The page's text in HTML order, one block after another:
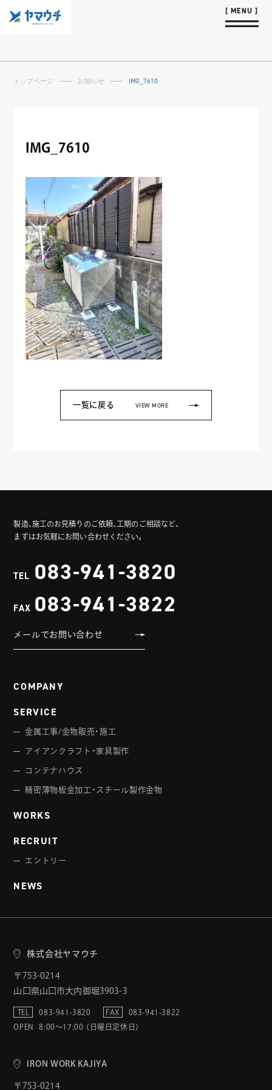
トップページ お知らせ IMG_7610
IMG_7610
一覧に戻る VIEW MORE
製造、施工のお見積りのご依頼、工期のご相談など、
まずはお気軽にお問い合わせください。
TEL 083-941-3820
FAX 083-941-3822
メールでお問い合わせ
COMPANY
SERVICE
金属工事/金物販売・施工
アイアンクラフト・家具製作
コンテナハウス
精密薄物板金加工・スチール製作金物
WORKS
RECRUIT
エントリー
NEWS
株式会社ヤマウチ
〒753-0214
山口県山口市大内御堀3903-3
TEL 083-941-3820 FAX
083-941-3822
OPEN
8:00〜17:00 （日曜日定休日）
IRON WORK KAJIYA
〒753-0214